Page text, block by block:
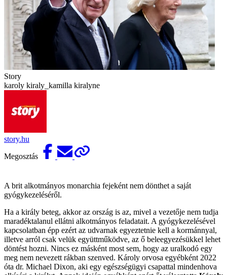
Story
karoly kiraly_kamilla kiralyne
story.hu
Megosztás
A brit alkotmányos monarchia fejeként nem dönthet a saját
gyógykezeléséről.
Ha a király beteg, akkor az ország is az, mivel a vezetője nem tudja
maradéktalanul ellátni alkotmányos feladatait. A gyógykezelésével
kapcsolatban épp ezért az udvarnak egyeztetnie kell a kormánnyal,
illetve arról csak velük együttműködve, az ő beleegyezésükkel lehet
döntést hozni. Nincs ez másként most sem, hogy az uralkodó egy
meg nem nevezett rákban szenved. Károly orvosa egyébként 2022
óta dr. Michael Dixon, aki egy egészségügyi csapattal mindenhova